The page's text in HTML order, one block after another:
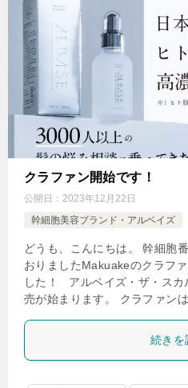
クラファン開始です！
公開日： 2023年12月22日
幹細胞美容ブランド・アルベイズ
どうも、こんにちは。 幹細胞
おりましたMakuakeのクラフ
した！ アルベイズ・ザ・スカ
売が始まります。 クラファン
続きを